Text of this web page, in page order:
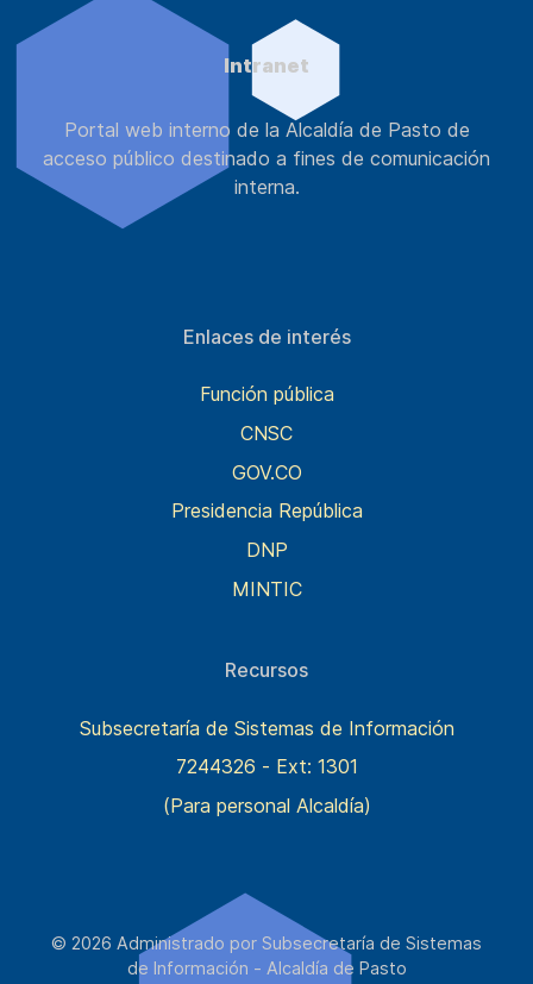
Intranet
Portal web interno de la Alcaldía de Pasto de
acceso público destinado a fines de comunicación
interna.
Enlaces de interés
Función pública
CNSC
GOV.CO
Presidencia República
DNP
MINTIC
Recursos
Subsecretaría de Sistemas de Información
7244326 - Ext: 1301
(Para personal Alcaldía)
© 2026 Administrado por Subsecretaría de Sistemas
de Información - Alcaldía de Pasto